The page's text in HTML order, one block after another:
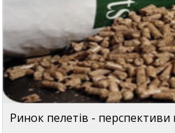
Ринок пелетів - перспективи